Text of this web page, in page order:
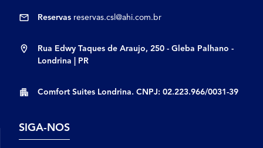
Reservas reservas.csl@ahi.com.br
Rua Edwy Taques de Araujo, 250 - Gleba Palhano -
Londrina | PR
Comfort Suites Londrina. CNPJ: 02.223.966/0031-39
SIGA-NOS